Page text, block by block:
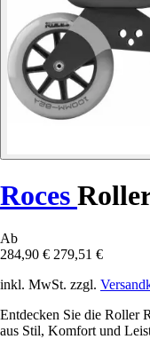
Roces
Ab
284,90 € 279,51 €
inkl. MwSt. zzgl.
Entdecken Sie die Roller
aus Stil, Komfort und